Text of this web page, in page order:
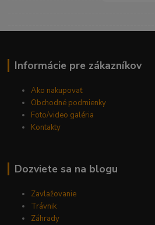
Informácie pre zákazníkov
Ako nakupovať
Obchodné podmienky
Foto/video galéria
Kontakty
Dozviete sa na blogu
Zavlažovanie
Trávnik
Záhrady